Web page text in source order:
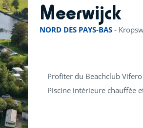
Meerwijck
NORD DES PAYS-BAS -
Profiter du Beachclub
Piscine intérieure chauffée